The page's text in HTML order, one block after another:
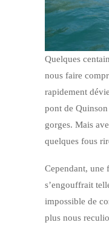
Quelques
nous faire
rapidement
pont de Quinson
gorges. Mais
quelques fous
Cependant, une
s’engouffrait
impossible de
plus nous